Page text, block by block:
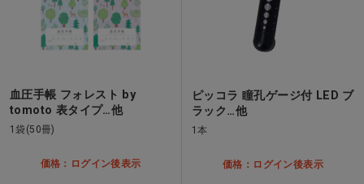
血圧手帳 フォレスト by
tomoto 表タイプ…他
1袋(50冊)
価格：ログイン後表示
ピッコラ 瞳孔ゲージ付 LED ブ
ラック…他
1本
価格：ログイン後表示